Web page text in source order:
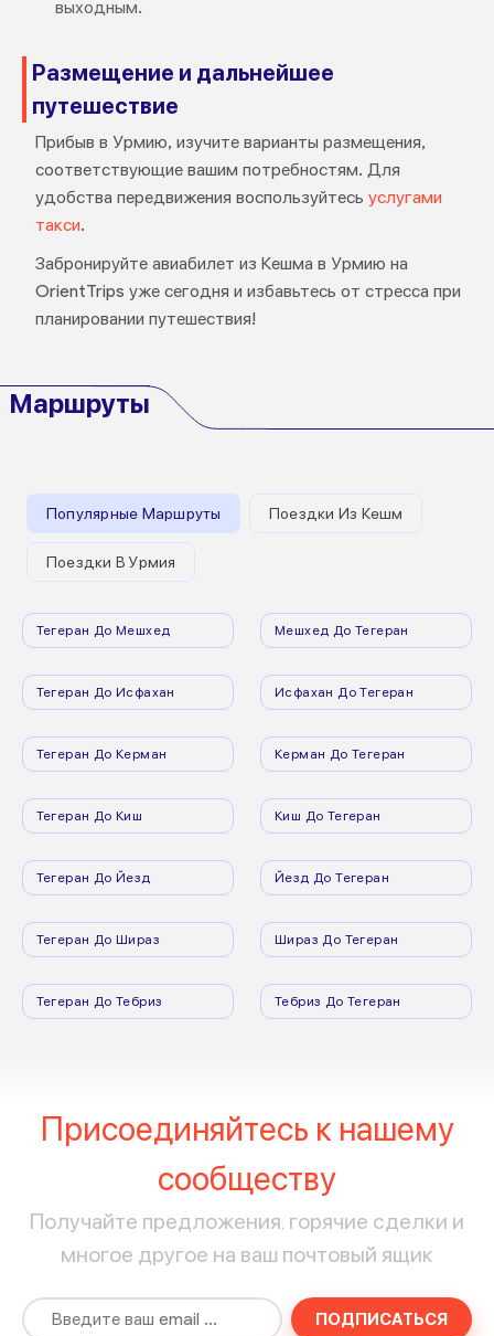
выходным.
Размещение и дальнейшее
путешествие
Прибыв в Урмию, изучите варианты размещения,
соответствующие вашим потребностям. Для
удобства передвижения воспользуйтесь услугами
такси.
Забронируйте авиабилет из Кешма в Урмию на
OrientTrips уже сегодня и избавьтесь от стресса при
планировании путешествия!
Маршруты
Популярные Маршруты Поездки Из Кешм
Поездки В Урмия
Тегеран До Мешхед Мешхед До Тегеран
Тегеран До Исфахан Исфахан До Тегеран
Тегеран До Керман Керман До Тегеран
Тегеран До Киш Киш До Тегеран
Тегеран До Йезд Йезд До Тегеран
Тегеран До Шираз Шираз До Тегеран
Тегеран До Тебриз Тебриз До Тегеран
Присоединяйтесь к нашему
сообществу
Получайте предложения, горячие сделки и
многое другое на ваш почтовый ящик
ПОДПИСАТЬСЯ